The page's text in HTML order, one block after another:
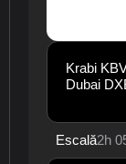
Krabi
Dubai
Escală2h